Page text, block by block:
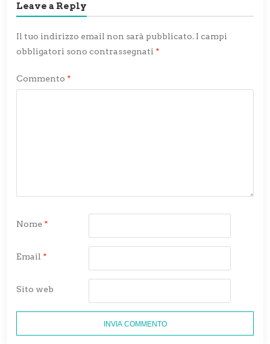
Leave a Reply
Il tuo indirizzo email non sarà pubblicato. I campi
obbligatori sono contrassegnati *
Commento *
Nome *
Email *
Sito web